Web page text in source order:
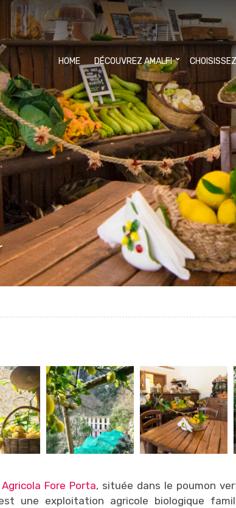
HOME DÉCOUVREZ AMALFI
Fore Porta, située dans le poumon
une exploitation agricole biologique